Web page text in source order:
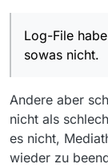
Log-File
sowas nicht.
Andere aber
nicht als
es nicht,
wieder zu